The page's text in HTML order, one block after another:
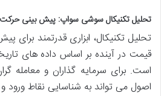
تحلیل تکنیکال سوشی سواپ: پیش بینی حرکت
تحلیل تکنیکال، ابزاری قدرتمند برای
قیمت در آینده بر اساس داده های
است. برای سرمایه گذاران و معامله
اصول می تواند به شناسایی نقاط ورود